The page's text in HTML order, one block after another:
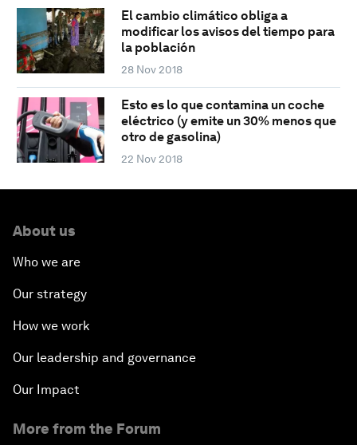
El cambio climático obliga a
modificar los avisos del tiempo para
la población
28 Nov 2018
Esto es lo que contamina un coche
eléctrico (y emite un 30% menos que
otro de gasolina)
22 Nov 2018
About us
Who we are
Our strategy
How we work
Our leadership and governance
Our Impact
More from the Forum